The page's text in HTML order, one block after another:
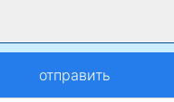
отправить